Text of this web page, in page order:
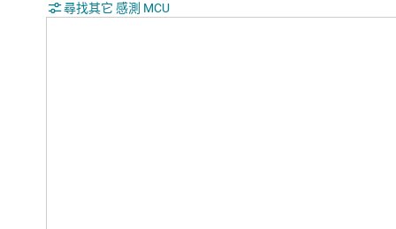
Nonvolatile memory (kByte)
尋找其它 感測 MCU